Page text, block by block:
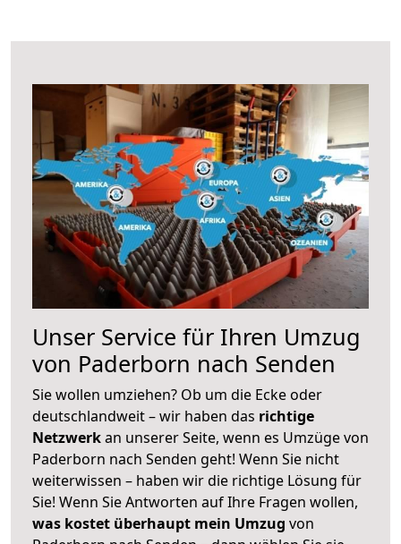
Unser Service für Ihren Umzug
von Paderborn nach Senden
Sie wollen umziehen? Ob um die Ecke oder
deutschlandweit – wir haben das richtige
Netzwerkan unserer Seite, wenn es Umzüge von
Paderborn nach Senden geht! Wenn Sie nicht
weiterwissen – haben wir die richtige Lösung für
Sie! Wenn Sie Antworten auf Ihre Fragen wollen,
was kostet überhaupt mein Umzug von